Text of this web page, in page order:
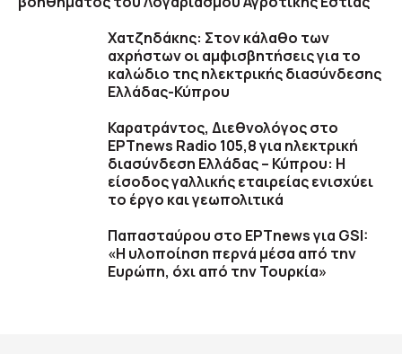
Χατζηδάκης: Στον κάλαθο των
αχρήστων οι αμφισβητήσεις για το
καλώδιο της ηλεκτρικής διασύνδεσης
Ελλάδας-Κύπρου
Καρατράντος, Διεθνολόγος στο
ΕΡΤnews Radio 105,8 για ηλεκτρική
διασύνδεση Ελλάδας – Κύπρου: Η
είσοδος γαλλικής εταιρείας ενισχύει
το έργο και γεωπολιτικά
Παπασταύρου στο ΕΡΤnews για GSI:
«Η υλοποίηση περνά μέσα από την
Ευρώπη, όχι από την Τουρκία»